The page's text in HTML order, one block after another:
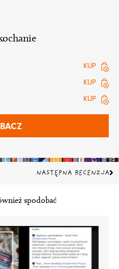
KUP
KUP
KUP
NASTĘPNA RECENZJA
spodobać